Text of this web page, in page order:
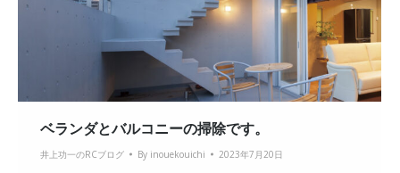
ベランダとバルコニーの掃除です。
井上功一のRCブログ By inouekouichi 2023年7月20日